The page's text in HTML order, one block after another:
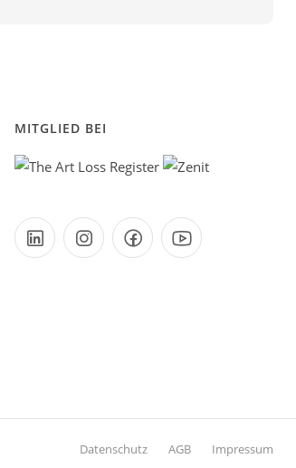
MITGLIED BEI
Datenschutz AGB Impressum